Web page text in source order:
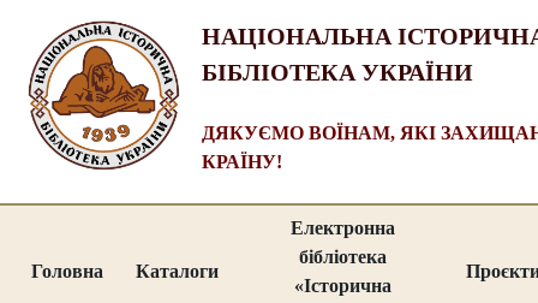
НАЦІОНАЛЬНА
БІБЛІОТЕКА УКРАЇНИ
ДЯКУЄМО ВОЇНАМ, ЯКІ
КРАЇНУ!
Головна Каталоги
Електронна
бібліотека
«Історична